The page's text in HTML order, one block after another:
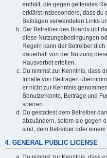
enthält, die gegen geltendes
erklärst insbesondere, dass du
Beiträgen verwendeten Links
Der Betreiber des Boards übt
diese Nutzungsbedingungen
Regeln kann der Betreiber
dauerhaft von der Nutzung
Hausverbot erteilen.
Du nimmst zur Kenntnis, dass
Inhalte von Beiträgen
er nicht zur Kenntnis
Benutzerkonto, Beiträge und
sperren.
Du gestattest dem Betreiber
abzuändern, sofern sie gegen
sind, dem Betreiber oder
4. GENERAL PUBLIC LICENSE